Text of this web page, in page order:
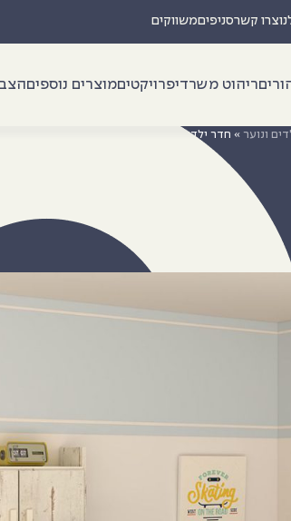
צרו קשרסניפיםמשווקים
ריהוט משרדיפרויקטיםמוצרים נוספים
ונוער » חדר ילדים ונוער דגם גיא